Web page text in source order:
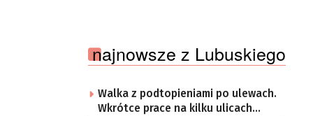
najnowsze z Lubuskiego
Walka z podtopieniami po ulewach.
Wkrótce prace na kilku ulicach